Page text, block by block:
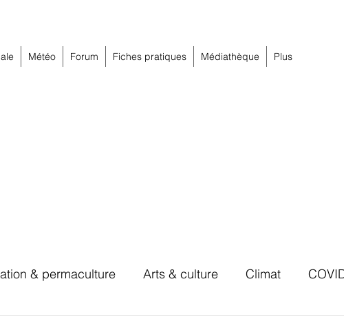
Météo Forum Fiches pratiques Médiathèque Plus
& permaculture Arts & culture Climat